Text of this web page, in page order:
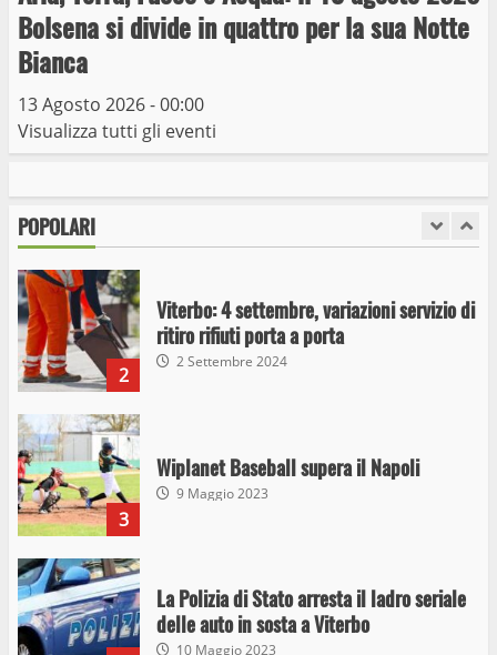
Bolsena si divide in quattro per la sua Notte
Bianca
13 Agosto 2026 - 00:00
Visualizza tutti gli eventi
POPOLARI
Giochi Sportivi Studenteschi di Atletica a
Viterbo
I Carabinieri arrestano due giovani per
stupefacenti
2
Viterbo: 4 settembre, variazioni servizio di
ritiro rifiuti porta a porta
2 Settembre 2024
3
Wiplanet Baseball supera il Napoli
9 Maggio 2023
La Polizia di Stato arresta il ladro seriale
delle auto in sosta a Viterbo
10 Maggio 2023